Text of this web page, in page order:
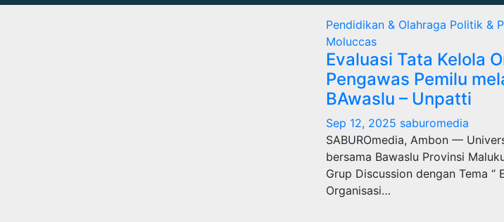
Pendidikan & Olahraga Politik &
Moluccas
Evaluasi Tata Kelola
Pengawas Pemilu
BAwaslu – Unpatti
Sep 12, 2025 saburomedia
SABUROmedia, Ambon —
bersama Bawaslu Provinsi
Grup Discussion dengan Tema “
Organisasi…